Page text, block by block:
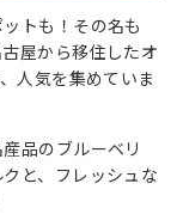
トも！その名も
屋から移住したオ
人気を集めていま
品のブルーベリ
と、フレッシュな